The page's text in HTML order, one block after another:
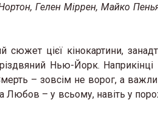
Гелен Міррен, Майко
цієї кінокартини,
Нью-Йорк. Наприкінці
– зовсім не ворог, а
Любов – у всьому, навіть у